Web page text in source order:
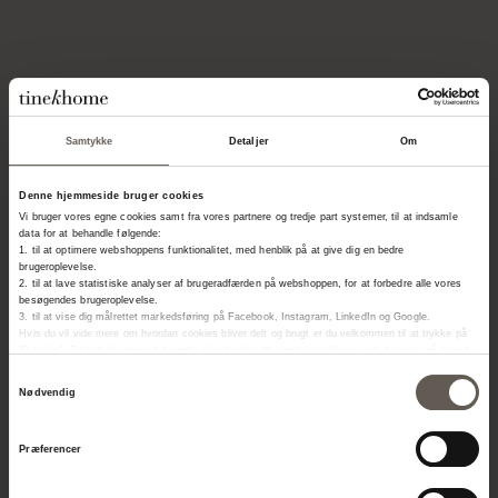
Samtykke Detaljer Om
Denne hjemmeside bruger cookies
Vi bruger vores egne cookies samt fra vores partnere og tredje part systemer, til at indsamle
data for at behandle følgende:
1. til at optimere webshoppens funktionalitet, med henblik på at give dig en bedre
brugeroplevelse.
2. til at lave statistiske analyser af brugeradfærden på webshoppen, for at forbedre alle vores
besøgendes brugeroplevelse.
3. til at vise dig målrettet markedsføring på Facebook, Instagram, LinkedIn og Google.
Hvis du vil vide mere om hvordan cookies bliver delt og brugt er du velkommen til at trykke på
Nødvendig
Præferencer
Om os
Kontakt
Job
Projekter
FORHANDLER